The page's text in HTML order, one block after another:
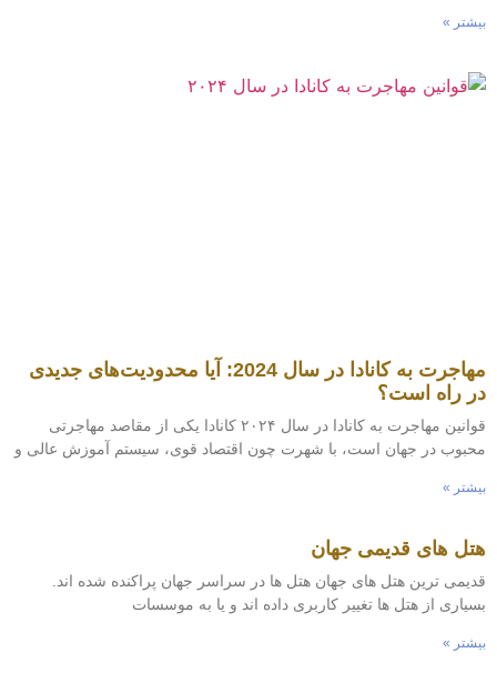
»
مهاجرت به کانادا در سال 2024: آیا محدودیت‌های جدیدی
راه است؟
قوانین مهاجرت به کانادا در سال ۲۰۲۴ کانادا یکی از مقاصد مهاجرتی
در جهان است، با شهرت چون اقتصاد قوی، سیستم آموزش عالی و
»
های قدیمی جهان
ترین هتل های جهان هتل ها در سراسر جهان پراکنده شده اند.
از هتل ها تغییر کاربری داده اند و یا به موسسات
»